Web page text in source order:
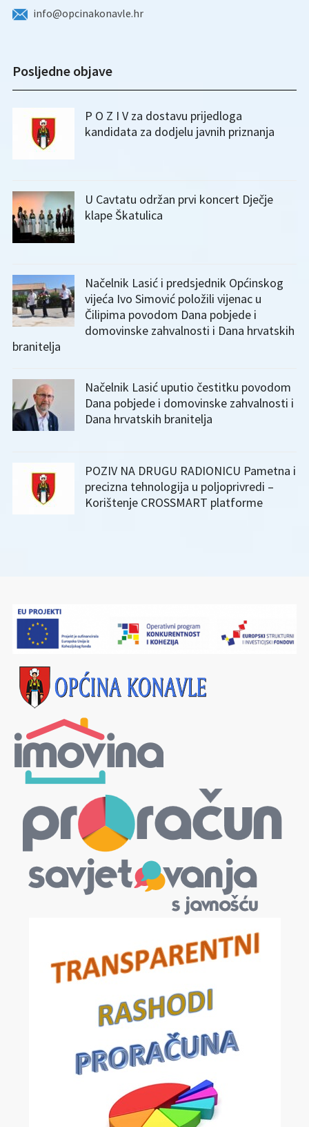
info@opcinakonavle.hr
Posljedne objave
P O Z I V za dostavu prijedloga
kandidata za dodjelu javnih priznanja
U Cavtatu održan prvi koncert Dječje
klape Škatulica
Načelnik Lasić i predsjednik Općinskog
vijeća Ivo Simović položili vijenac u
Čilipima povodom Dana pobjede i
domovinske zahvalnosti i Dana hrvatskih
branitelja
Načelnik Lasić uputio čestitku povodom
Dana pobjede i domovinske zahvalnosti i
Dana hrvatskih branitelja
POZIV NA DRUGU RADIONICU Pametna i
precizna tehnologija u poljoprivredi –
Korištenje CROSSMART platforme